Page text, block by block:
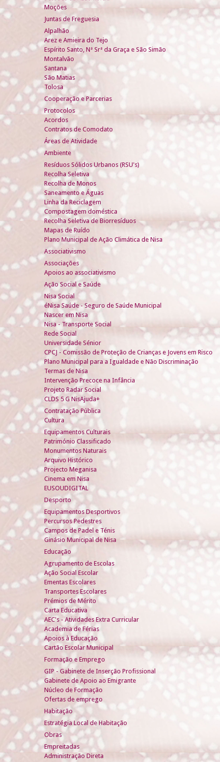
Moções
Juntas de Freguesia
Alpalhão
Arez e Amieira do Tejo
Espírito Santo, Nª Srª da Graça e São Simão
Montalvão
Santana
São Matias
Tolosa
Cooperação e Parcerias
Protocolos
Acordos
Contratos de Comodato
Áreas de Atividade
Ambiente
Resíduos Sólidos Urbanos (RSU's)
Recolha Seletiva
Recolha de Monos
Saneamento e Águas
Linha da Reciclagem
Compostagem doméstica
Recolha Seletiva de Biorresíduos
Mapas de Ruído
Plano Municipal de Ação Climática de Nisa
Associativismo
Associações
Apoios ao associativismo
Ação Social e Saúde
Nisa Social
éNisa Saúde - Seguro de Saúde Municipal
Nascer em Nisa
Nisa - Transporte Social
Rede Social
Universidade Sénior
CPCJ - Comissão de Proteção de Crianças e Jovens em Risco
Plano Municipal para a Igualdade e Não Discriminação
Termas de Nisa
Intervenção Precoce na Infância
Projeto Radar Social
CLDS 5 G NisAjuda+
Contratação Pública
Cultura
Equipamentos Culturais
Património Classificado
Monumentos Naturais
Arquivo Histórico
Projecto Meganisa
Cinema em Nisa
EUSOUDIGITAL
Desporto
Equipamentos Desportivos
Percursos Pedestres
Campos de Padel e Ténis
Ginásio Municipal de Nisa
Educação
Agrupamento de Escolas
Ação Social Escolar
Ementas Escolares
Transportes Escolares
Prémios de Mérito
Carta Educativa
AEC's - Atividades Extra Curricular
Academia de Férias
Apoios à Educação
Cartão Escolar Municipal
Formação e Emprego
GIP - Gabinete de Inserção Profissional
Gabinete de Apoio ao Emigrante
Núcleo de Formação
Ofertas de emprego
Habitação
Estratégia Local de Habitação
Obras
Empreitadas
Administração Direta